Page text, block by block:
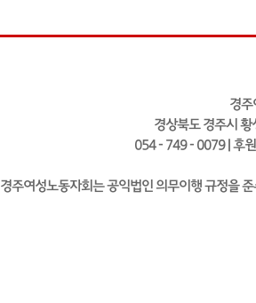
경주
경상북도 경주시
054 - 749 - 0079 | 후
경주여성노동자회는 공익법인 의무이행 규정을